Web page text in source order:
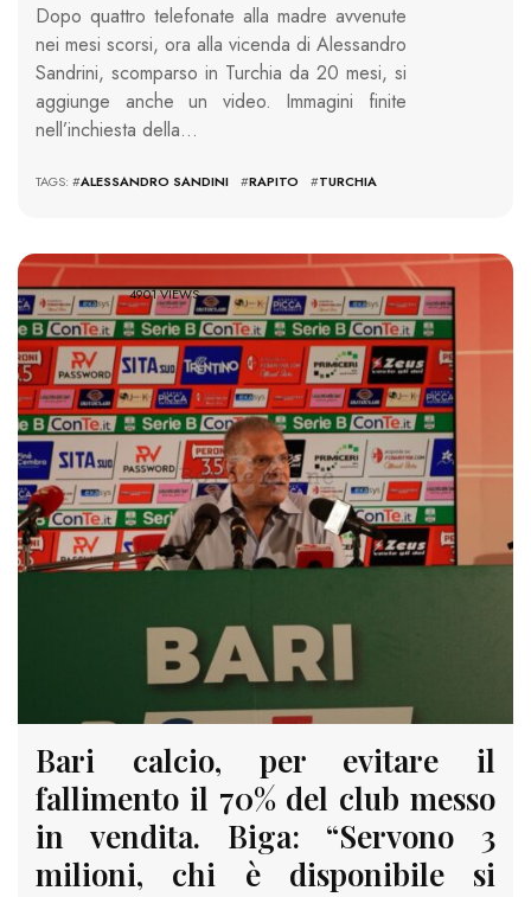
Dopo quattro telefonate alla madre avvenute
nei mesi scorsi, ora alla vicenda di Alessandro
Sandrini, scomparso in Turchia da 20 mesi, si
aggiunge anche un video. Immagini finite
nell’inchiesta della…
TAGS: #ALESSANDRO SANDINI #RAPITO #TURCHIA
4901 VIEWS
Bari calcio, per evitare il
fallimento il 70% del club messo
in vendita. Biga: “Servono 3
milioni, chi è disponibile si